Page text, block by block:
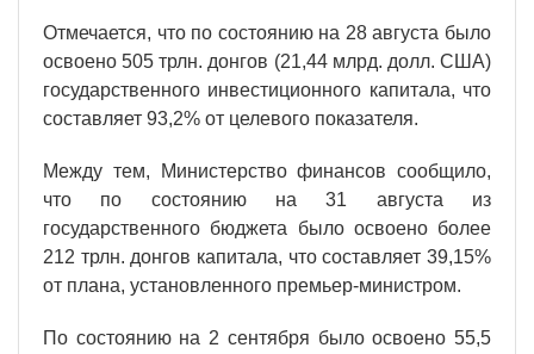
Отмечается, что по состоянию на 28 августа было
освоено 505 трлн. донгов (21,44 млрд. долл. США)
государственного инвестиционного капитала, что
составляет 93,2% от целевого показателя.
Между тем, Министерство финансов сообщило,
что по состоянию на 31 августа из
государственного бюджета было освоено более
212 трлн. донгов капитала, что составляет 39,15%
от плана, установленного премьер-министром.
По состоянию на 2 сентября было освоено 55,5